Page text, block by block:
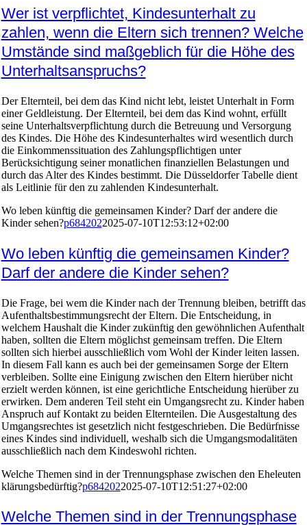
Wer ist verpflichtet, Kindesunterhalt zu
zahlen, wenn die Eltern sich trennen? Welche
Umstände sind maßgeblich für die Höhe des
Unterhaltsanspruchs?
Der Elternteil, bei dem das Kind nicht lebt, leistet Unterhalt in Form
einer Geldleistung. Der Elternteil, bei dem das Kind wohnt, erfüllt
seine Unterhaltsverpflichtung durch die Betreuung und Versorgung
des Kindes. Die Höhe des Kindesunterhaltes wird wesentlich durch
die Einkommenssituation des Zahlungspflichtigen unter
Berücksichtigung seiner monatlichen finanziellen Belastungen und
durch das Alter des Kindes bestimmt. Die Düsseldorfer Tabelle dient
als Leitlinie für den zu zahlenden Kindesunterhalt.
Wo leben künftig die gemeinsamen Kinder? Darf der andere die
Kinder sehen?p6842022025-07-10T12:53:12+02:00
Wo leben künftig die gemeinsamen Kinder?
Darf der andere die Kinder sehen?
Die Frage, bei wem die Kinder nach der Trennung bleiben, betrifft das
Aufenthaltsbestimmungsrecht der Eltern. Die Entscheidung, in
welchem Haushalt die Kinder zukünftig den gewöhnlichen Aufenthalt
haben, sollten die Eltern möglichst gemeinsam treffen. Die Eltern
sollten sich hierbei ausschließlich vom Wohl der Kinder leiten lassen.
In diesem Fall kann es auch bei der gemeinsamen Sorge der Eltern
verbleiben. Sollte eine Einigung zwischen den Eltern hierüber nicht
erzielt werden können, ist eine gerichtliche Entscheidung hierüber zu
erwirken. Dem anderen Teil steht ein Umgangsrecht zu. Kinder haben
Anspruch auf Kontakt zu beiden Elternteilen. Die Ausgestaltung des
Umgangsrechtes ist gesetzlich nicht festgeschrieben. Die Bedürfnisse
eines Kindes sind individuell, weshalb sich die Umgangsmodalitäten
ausschließlich nach dem Kindeswohl richten.
Welche Themen sind in der Trennungsphase zwischen den Eheleuten
klärungsbedürftig?p6842022025-07-10T12:51:27+02:00
Welche Themen sind in der Trennungsphase